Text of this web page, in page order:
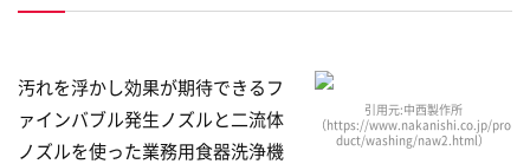
引用元:中西製作所
（https://www.nakanishi.co.jp/pro
duct/washing/naw2.html）
汚れを浮かし効果が期待できるフ
ァインバブル発生ノズルと二流体
ノズルを使った業務用食器洗浄機